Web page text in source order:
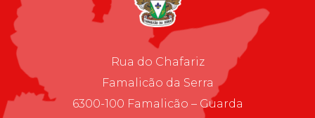
Rua do Chafariz
Famalicão da Serra
6300-100 Famalicão – Guarda